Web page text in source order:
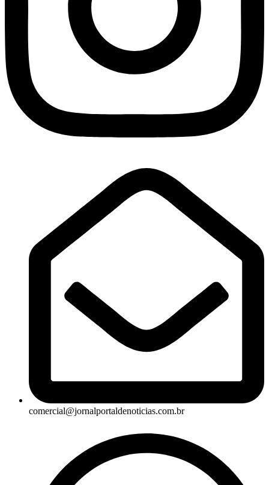
comercial@jornalportaldenoticias.com.br